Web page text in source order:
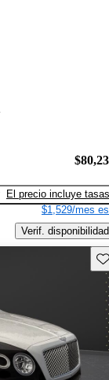
El precio incluye tasas
$1,529/mes
Verif. disponibilidad